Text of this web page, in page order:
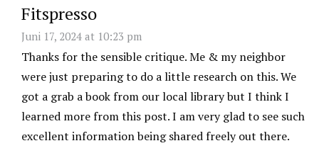
Fitspresso
Juni 17, 2024 at 10:23 pm
Thanks for the sensible critique. Me & my neighbor
were just preparing to do a little research on this. We
got a grab a book from our local library but I think I
learned more from this post. I am very glad to see such
excellent information being shared freely out there.